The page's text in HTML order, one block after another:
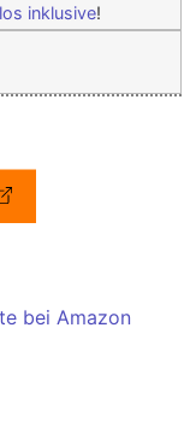
inklusive!
bei Amazon